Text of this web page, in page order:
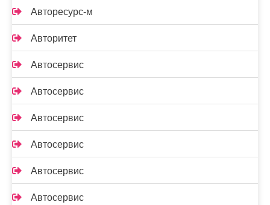
Авторесурс-м
Авторитет
Автосервис
Автосервис
Автосервис
Автосервис
Автосервис
Автосервис